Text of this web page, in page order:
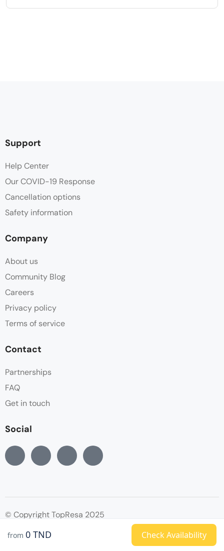
from 0 TND Check Availability
Support
Help Center
Our COVID-19 Response
Cancellation options
Safety information
Company
About us
Community Blog
Careers
Privacy policy
Terms of service
Contact
Partnerships
FAQ
Get in touch
Social
© Copyright TopResa 2025